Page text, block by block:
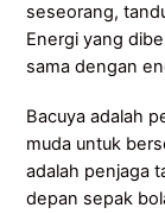
seseorang,
Energi yang
sama dengan
Bacuya adalah
muda untuk
adalah penjaga
depan sepak